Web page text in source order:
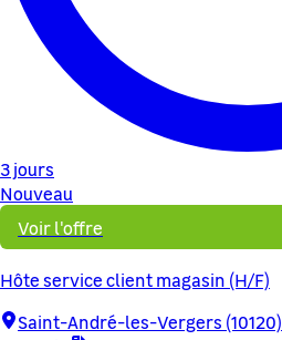
3 jours
Nouveau
Voir l'offre
Hôte service client magasin (H/F)
Saint-André-les-Vergers (10120)